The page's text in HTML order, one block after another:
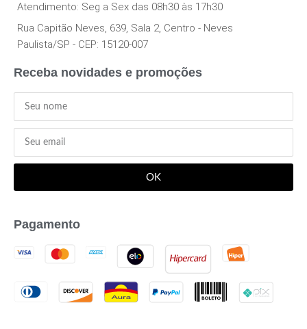
Atendimento: Seg a Sex das 08h30 às 17h30
Rua Capitão Neves, 639, Sala 2, Centro - Neves
Paulista/SP - CEP: 15120-007
Receba novidades e promoções
OK
Pagamento